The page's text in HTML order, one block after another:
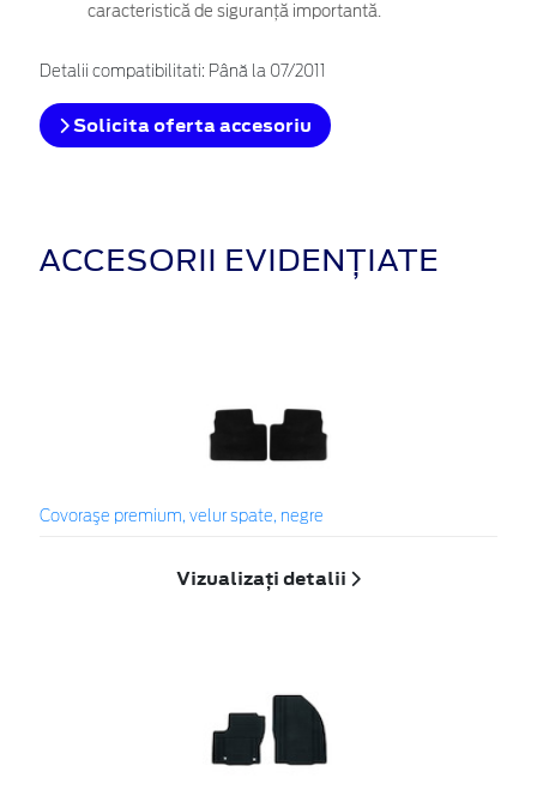
caracteristică de siguranță importantă.
Detalii compatibilitati: Până la 07/2011
Solicita oferta accesoriu
ACCESORII EVIDENȚIATE
Covoraşe premium, velur spate, negre
Vizualizați detalii